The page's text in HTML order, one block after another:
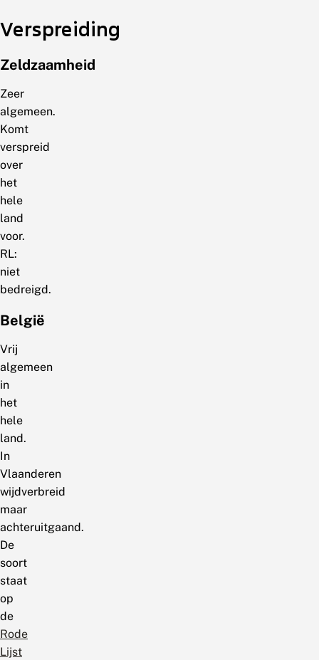
Verspreiding
Zeldzaamheid
Zeer
algemeen.
Komt
verspreid
over
het
hele
land
voor.
RL:
niet
bedreigd.
België
Vrij
algemeen
in
het
hele
land.
In
Vlaanderen
wijdverbreid
maar
achteruitgaand.
De
soort
staat
op
de
Rode
Lijst